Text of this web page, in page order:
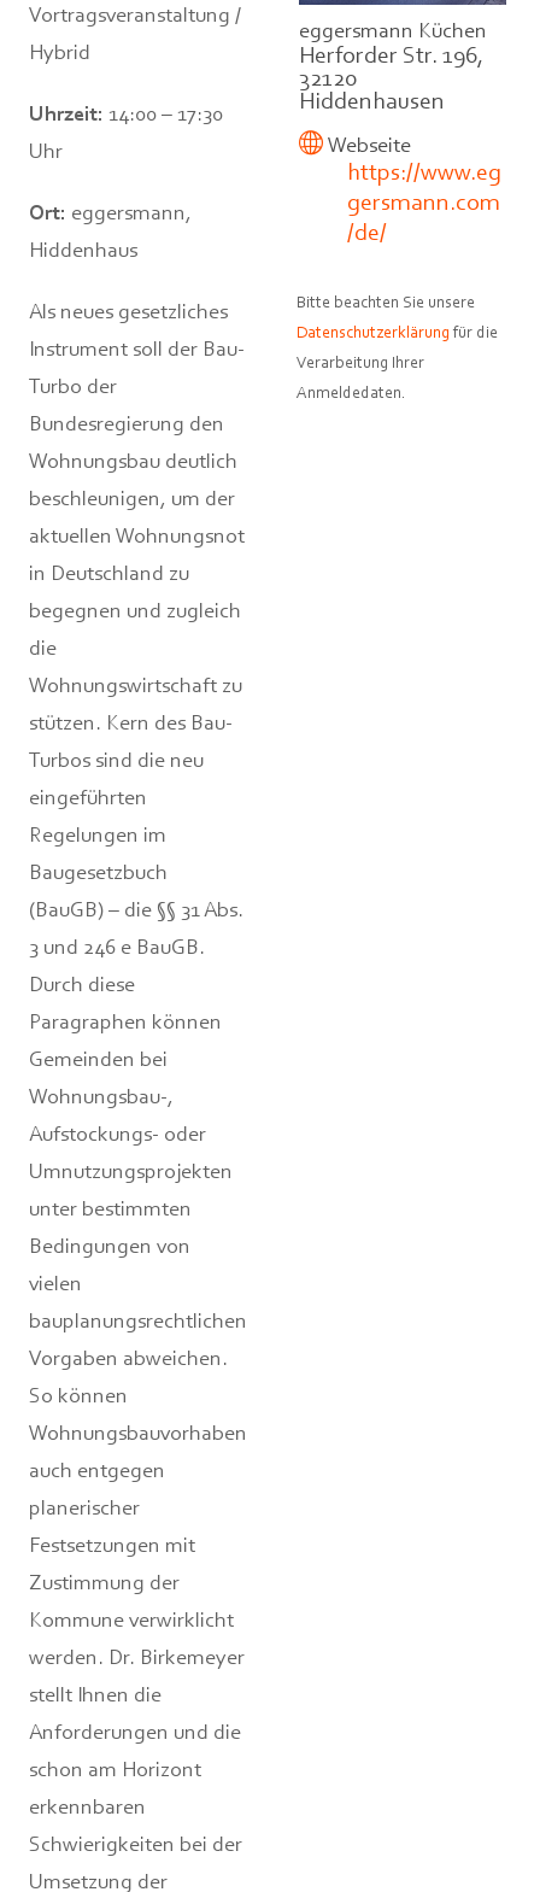
Vortragsveranstaltung /
Hybrid
Uhrzeit: 14:00 – 17:30
Uhr
Ort: eggersmann,
Hiddenhaus
Als neues gesetzliches
Instrument soll der Bau-
Turbo der
Bundesregierung den
Wohnungsbau deutlich
beschleunigen, um der
aktuellen Wohnungsnot
in Deutschland zu
begegnen und zugleich
die
Wohnungswirtschaft zu
stützen. Kern des Bau-
Turbos sind die neu
eingeführten
Regelungen im
Baugesetzbuch
(BauGB) – die §§ 31 Abs.
3 und 246 e BauGB.
Durch diese
Paragraphen können
Gemeinden bei
Wohnungsbau-,
Aufstockungs- oder
Umnutzungsprojekten
unter bestimmten
Bedingungen von
vielen
bauplanungsrechtlichen
Vorgaben abweichen.
So können
Wohnungsbauvorhaben
auch entgegen
planerischer
Festsetzungen mit
Zustimmung der
Kommune verwirklicht
werden. Dr. Birkemeyer
stellt Ihnen die
Anforderungen und die
schon am Horizont
erkennbaren
Schwierigkeiten bei der
Umsetzung der
eggersmann Küchen
Herforder Str. 196,
32120
Hiddenhausen
Webseite
https://www.eg
gersmann.com
/de/
Bitte beachten Sie unsere
Datenschutzerklärung für die
Verarbeitung Ihrer
Anmeldedaten.